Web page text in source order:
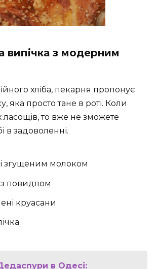
випічка з модерним
хліба, пекарня пропонує
яка просто тане в роті. Коли
ласощів, то вже не зможете
в задоволенні.
згущеним молоком
повидлом
круасани
в Одесі: